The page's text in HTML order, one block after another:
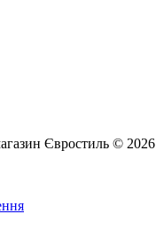
Євростиль © 2026